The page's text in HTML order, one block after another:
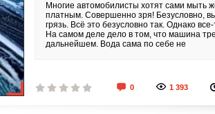
Многие автомобилисты хотят сами мыть
платным. Совершенно зря! Безусловно,
грязь. Всё это безусловно так. Однако
На самом деле дело в том, что машина
дальнейшем. Вода сама по себе не
0 1 393